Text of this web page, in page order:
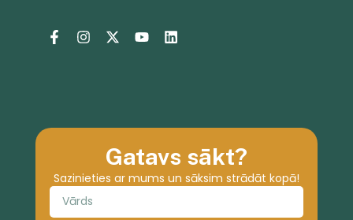
Gatavs sākt?
Sazinieties ar mums un sāksim strādāt kopā!